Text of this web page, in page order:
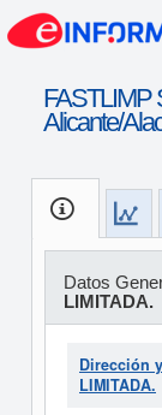
FASTLIMP
Alicante/
Datos
LIMITADA.
Dirección
LIMITADA.